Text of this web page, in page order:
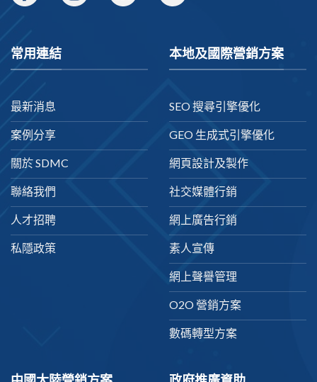
常用連結
最新消息
案例分享
關於 SDMC
聯絡我們
人才招聘
私隱政策
本地及國際營銷方案
SEO 搜尋引擎優化
GEO 生成式引擎優化
網頁設計及製作
社交媒體行銷
網上廣告行銷
素人宣傳
網上聲譽管理
O2O 營銷方案
數碼轉型方案